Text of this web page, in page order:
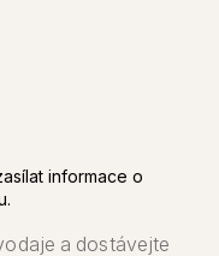
informace o